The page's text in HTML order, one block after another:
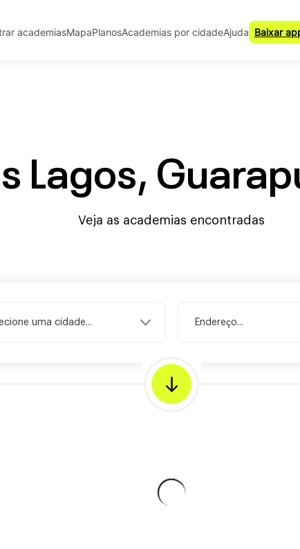
academiasMapaPlanosAcademias por cidadeAjuda Baixar
Lagos,
Veja as academias encontradas